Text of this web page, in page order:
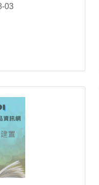
03